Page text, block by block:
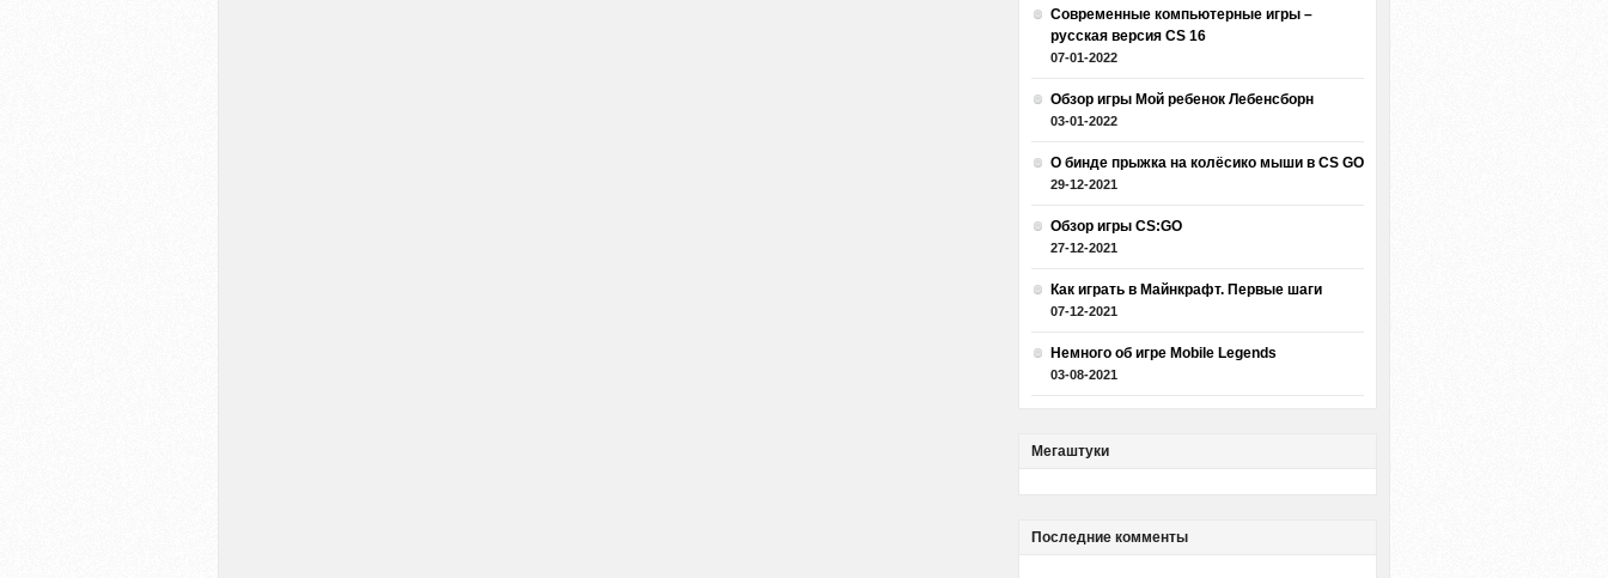
Современные компьютерные игры –
русская версия CS 16
07-01-2022
Обзор игры Мой ребенок Лебенсборн
03-01-2022
О бинде прыжка на колёсико мыши в CS GO
29-12-2021
Обзор игры CS:GO
27-12-2021
Как играть в Майнкрафт. Первые шаги
07-12-2021
Немного об игре Mobile Legends
03-08-2021
Мегаштуки
Последние комменты